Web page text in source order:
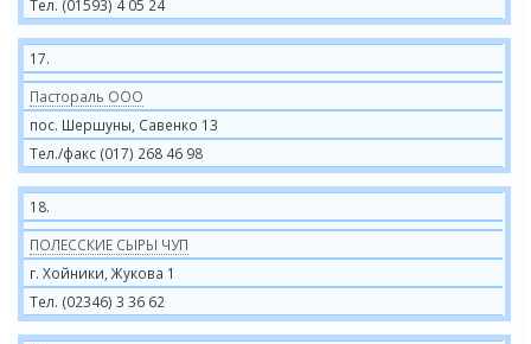
Тел. (01593) 4 05 24
17.
Пастораль ООО
пос. Шершуны, Савенко 13
Тел./факс (017) 268 46 98
18.
ПОЛЕССКИЕ СЫРЫ ЧУП
г. Хойники, Жукова 1
Тел. (02346) 3 36 62